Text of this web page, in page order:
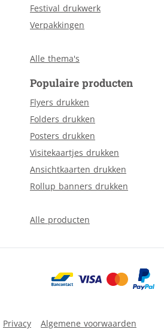
Festival drukwerk
Verpakkingen
Alle thema's
Populaire producten
Flyers drukken
Folders drukken
Posters drukken
Visitekaartjes drukken
Ansichtkaarten drukken
Rollup banners drukken
Alle producten
Privacy Algemene voorwaarden